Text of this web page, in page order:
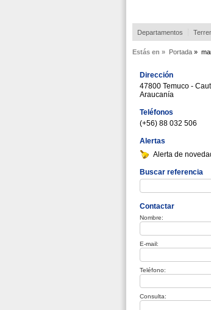
Departamentos
Estás en » Portada »
Dirección
47800 Temuco -
Araucanía
Teléfonos
(+56) 88 032 506
Alertas
Alerta de
Buscar referencia
Contactar
Nombre:
E-mail:
Teléfono:
Consulta: